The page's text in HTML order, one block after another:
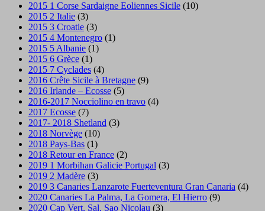
2015 1 Corse Sardaigne Eoliennes Sicile (10)
2015 2 Italie (3)
2015 3 Croatie (3)
2015 4 Montenegro (1)
2015 5 Albanie (1)
2015 6 Grèce (1)
2015 7 Cyclades (4)
2016 Crête Sicile à Bretagne (9)
2016 Irlande – Ecosse (5)
2016-2017 Nocciolino en travo (4)
2017 Ecosse (7)
2017- 2018 Shetland (3)
2018 Norvège (10)
2018 Pays-Bas (1)
2018 Retour en France (2)
2019 1 Morbihan Galicie Portugal (3)
2019 2 Madère (3)
2019 3 Canaries Lanzarote Fuerteventura Gran Canaria (4)
2020 Canaries La Palma, La Gomera, El Hierro (9)
2020 Cap Vert, Sal, Sao Nicolau (3)